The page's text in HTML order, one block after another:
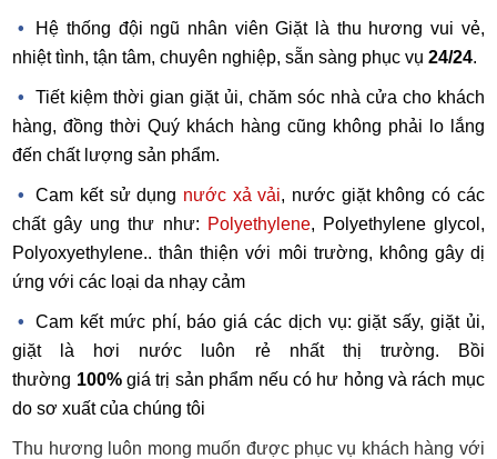
Hệ thống đội ngũ nhân viên Giặt là thu hương vui vẻ,
nhiệt tình, tận tâm, chuyên nghiệp, sẵn sàng phục vụ24/24.
Tiết kiệm thời gian giặt ủi, chăm sóc nhà cửa cho khách
hàng, đồng thời Quý khách hàng cũng không phải lo lắng
đến chất lượng sản phẩm.
Cam kết sử dụng nước xả vải, nước giặt không có các
chất gây ung thư như: Polyethylene, Polyethylene glycol,
Polyoxyethylene.. thân thiện với môi trường, không gây dị
ứng với các loại da nhạy cảm
Cam kết mức phí, báo giá các dịch vụ: giặt sấy, giặt ủi,
giặt là hơi nước luôn rẻ nhất thị trường. Bồi
thường 100%giá trị sản phẩm nếu có hư hỏng và rách mục
do sơ xuất của chúng tôi
Thu hương luôn mong muốn được phục vụ khách hàng với